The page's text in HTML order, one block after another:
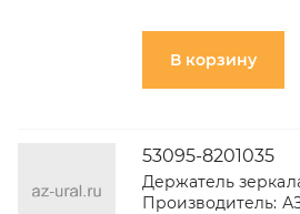
В корзину
53095-8201035
Держатель
Производитель: